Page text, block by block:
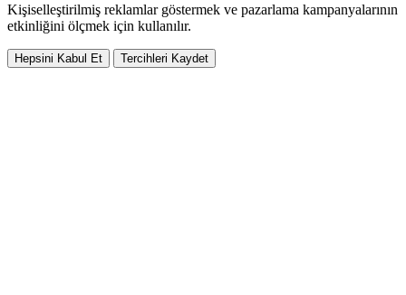
Kişiselleştirilmiş reklamlar göstermek ve pazarlama kampanyalarının
etkinliğini ölçmek için kullanılır.
Hepsini Kabul Et Tercihleri Kaydet